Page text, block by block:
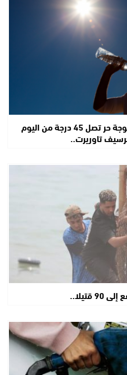
نشرة إنذارية تحذر من موجة حر تصل 45 درجة من اليوم
كرسيف تاوريرت..